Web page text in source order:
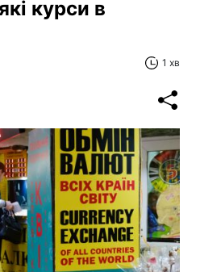
курси в
1 хв